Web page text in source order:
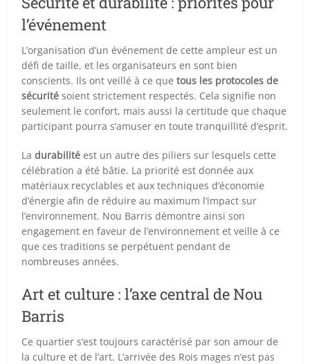
l’événement
L’organisation d’un événement de cette ampleur est un
défi de taille, et les organisateurs en sont bien
conscients. Ils ont veillé à ce quetous les protocoles de
sécurité soient strictement respectés. Cela signifie non
seulement le confort, mais aussi la certitude que chaque
participant pourra s’amuser en toute tranquillité d’esprit.
Ladurabilité est un autre des piliers sur lesquels cette
célébration a été bâtie. La priorité est donnée aux
matériaux recyclables et aux techniques d’économie
d’énergie afin de réduire au maximum l’impact sur
l’environnement. Nou Barris démontre ainsi son
engagement en faveur de l’environnement et veille à ce
que ces traditions se perpétuent pendant de
nombreuses années.
Art et culture : l’axe central de Nou
Barris
Ce quartier s’est toujours caractérisé par son amour de
la culture et de l’art. L’arrivée des Rois mages n’est pas